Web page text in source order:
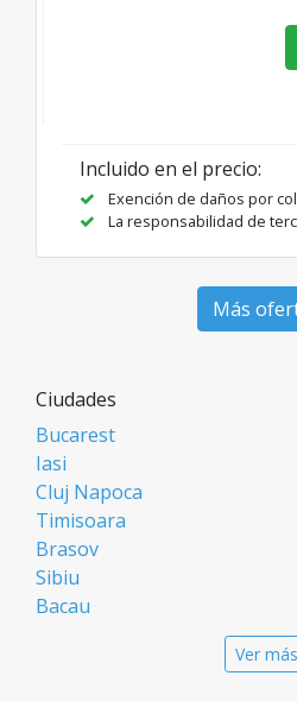
Incluido en el precio:
Exención de daños por
La responsabilidad de
Más
Ciudades
Bucarest
Iasi
Cluj Napoca
Timisoara
Brasov
Sibiu
Bacau
Ver más